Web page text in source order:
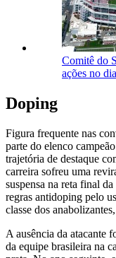
Comitê do
ações no
Doping
Figura frequente nas
parte do elenco
trajetória de destaque
carreira sofreu uma
suspensa na reta final
regras antidoping pelo
classe dos
A ausência da atacante
da equipe brasileira na